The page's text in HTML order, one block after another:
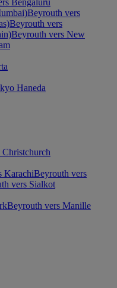
Bengaluru
Beyrouth vers
Beyrouth vers
Beyrouth vers New
Haneda
KarachiBeyrouth vers
vers Sialkot
Beyrouth vers Manille